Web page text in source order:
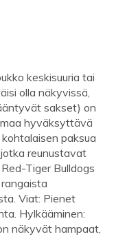
keskisuuria tai
olla näkyvissä,
sakset) on
hyväksyttävä
paksua
reunustavat
Tiger Bulldogs
Viat: Pienet
Hylkääminen:
näkyvät hampaat,